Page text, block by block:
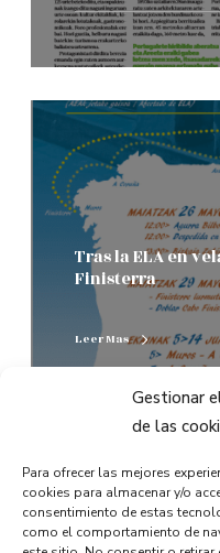
Gestionar
de las
Para ofrecer las mejores
cookies para almacenar y/o
consentimiento de estas
como el comportamiento de
Tras la ELA en
Finisterra
Leer Mas